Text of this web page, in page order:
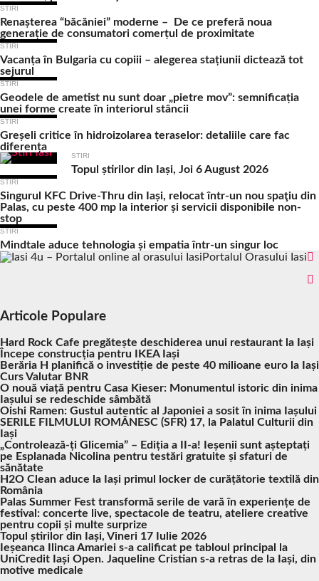
STIRI
Renașterea “băcăniei” moderne – De ce preferă noua
generație de consumatori comerțul de proximitate
STIRI
Vacanța în Bulgaria cu copiii – alegerea stațiunii dictează tot
sejurul
STIRI
Geodele de ametist nu sunt doar „pietre mov”: semnificația
unei forme create în interiorul stâncii
STIRI
Greșeli critice în hidroizolarea teraselor: detaliile care fac
diferența
STIRI
Topul știrilor din Iași, Joi 6 August 2026
STIRI
Singurul KFC Drive-Thru din Iași, relocat într-un nou spaţiu din
Palas, cu peste 400 mp la interior și servicii disponibile non-
stop
STIRI
Mindtale aduce tehnologia și empatia într-un singur loc
Portalul Orasului Iasi
Articole Populare
Hard Rock Cafe pregătește deschiderea unui restaurant la Iași
Începe construcția pentru IKEA Iași
Berăria H planifică o investiție de peste 40 milioane euro la Iași
Curs Valutar BNR
O nouă viață pentru Casa Kieser: Monumentul istoric din inima
Iașului se redeschide sâmbătă
Oishi Ramen: Gustul autentic al Japoniei a sosit în inima Iașului
SERILE FILMULUI ROMÂNESC (SFR) 17, la Palatul Culturii din
Iași
„Controlează-ți Glicemia” – Ediția a II-a! Ieșenii sunt așteptați
pe Esplanada Nicolina pentru testări gratuite și sfaturi de
sănătate
H2O Clean aduce la Iași primul locker de curățătorie textilă din
România
Palas Summer Fest transformă serile de vară în experiențe de
festival: concerte live, spectacole de teatru, ateliere creative
pentru copii și multe surprize
Topul știrilor din Iași, Vineri 17 Iulie 2026
Ieșeanca Ilinca Amariei s-a calificat pe tabloul principal la
UniCredit Iași Open. Jaqueline Cristian s-a retras de la Iași, din
motive medicale